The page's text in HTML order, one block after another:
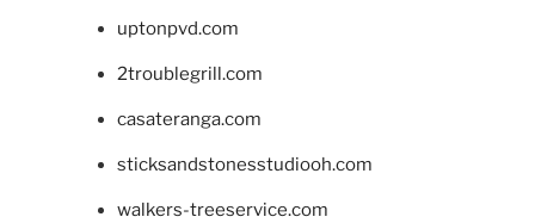
uptonpvd.com
2troublegrill.com
casateranga.com
sticksandstonesstudiooh.com
walkers-treeservice.com